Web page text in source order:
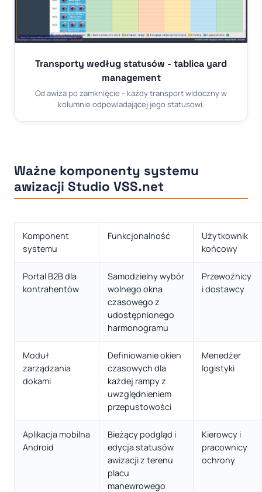
Transporty według statusów - tablica yard
management
Od awiza po zamknięcie - każdy transport widoczny w
kolumnie odpowiadającej jego statusowi.
Ważne komponenty systemu
awizacji Studio VSS.net
Komponent
systemu
Funkcjonalność
Użytkownik
końcowy
Portal B2B dla
kontrahentów
Samodzielny wybór
wolnego okna
czasowego z
udostępnionego
harmonogramu
Przewoźnicy
i dostawcy
Moduł
zarządzania
dokami
Definiowanie okien
czasowych dla
każdej rampy z
uwzględnieniem
przepustowości
Menedżer
logistyki
Aplikacja mobilna
Android
Bieżący podgląd i
edycja statusów
awizacji z terenu
placu
manewrowego
Kierowcy i
pracownicy
ochrony